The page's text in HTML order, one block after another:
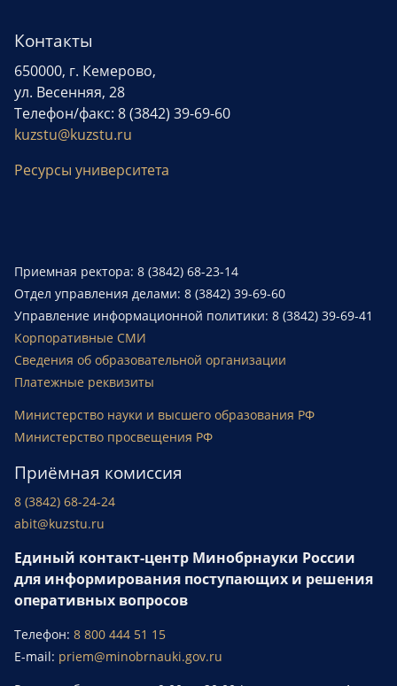
Контакты
650000, г. Кемерово,
ул. Весенняя, 28
Телефон/факс: 8 (3842) 39-69-60
kuzstu@kuzstu.ru
Ресурсы университета
Приемная ректора: 8 (3842) 68-23-14
Отдел управления делами: 8 (3842) 39-69-60
Управление информационной политики: 8 (3842) 39-69-41
Корпоративные СМИ
Сведения об образовательной организации
Платежные реквизиты
Министерство науки и высшего образования РФ
Министерство просвещения РФ
Приёмная комиссия
8 (3842) 68-24-24
abit@kuzstu.ru
Единый контакт-центр Минобрнауки России
для информирования поступающих и решения
оперативных вопросов
Телефон: 8 800 444 51 15
E-mail: priem@minobrnauki.gov.ru